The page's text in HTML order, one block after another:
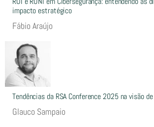
impacto estratégico
Fábio Araújo
Tendências da RSA Conference 2025 na visão
Glauco Sampaio